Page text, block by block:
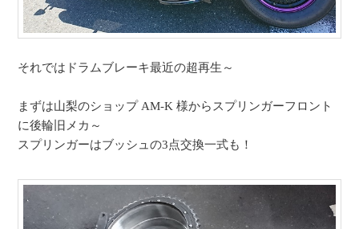
それではドラムブレーキ最近の超再生～
まずは山梨のショップ AM-K 様からスプリンガーフロント
に後輪旧メカ～
スプリンガーはブッシュの3点交換一式も！